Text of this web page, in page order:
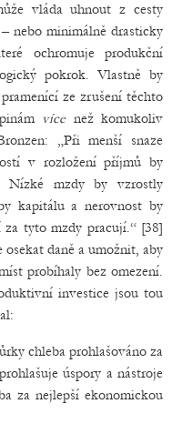
vláda uhnout z cesty
nebo minimálně drasticky
ochromuje produkční
pokrok. Vlastně by
ze zrušení těchto
vícenež komukoliv
„Při menší snaze
v rozložení příjmů by
Nízké mzdy by vzrostly
kapitálu a nerovnost by
tyto mzdy pracují.“ [38]
daně a umožnit, aby
probíhaly bez omezení.
investice jsou tou
chleba prohlašováno za
úspory a nástroje
za nejlepší ekonomickou